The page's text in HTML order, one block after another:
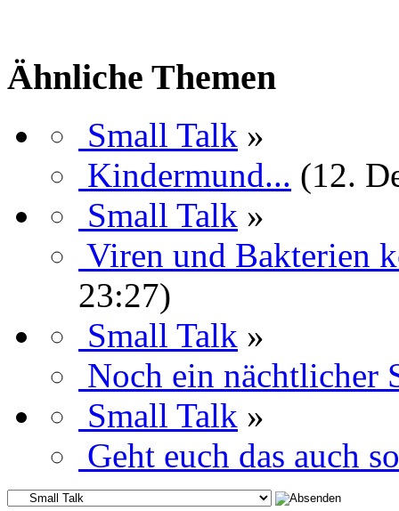
Ähnliche Themen
Small Talk »
Kindermund... (12.
Small Talk »
Viren und Bakterien
23:27)
Small Talk »
Noch ein nächtlicher
Small Talk »
Geht euch das auch